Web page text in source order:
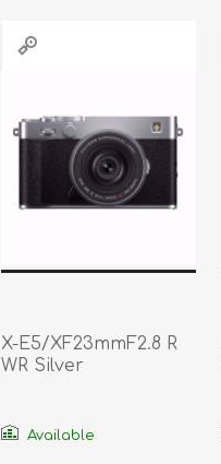
X-E5/XF23mmF2.8 R
WR Silver
Available